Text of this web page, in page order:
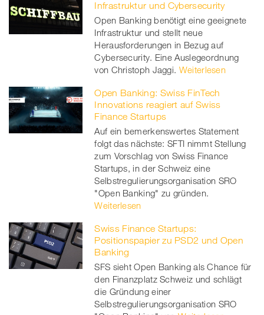
Infrastruktur und Cybersecurity
Open Banking benötigt eine geeignete
Infrastruktur und stellt neue
Herausforderungen in Bezug auf
Cybersecurity. Eine Auslegeordnung
von Christoph Jaggi. Weiterlesen
Open Banking: Swiss FinTech
Innovations reagiert auf Swiss
Finance Startups
Auf ein bemerkenswertes Statement
folgt das nächste: SFTI nimmt Stellung
zum Vorschlag von Swiss Finance
Startups, in der Schweiz eine
Selbstregulierungsorganisation SRO
"Open Banking" zu gründen.
Weiterlesen
Swiss Finance Startups:
Positionspapier zu PSD2 und Open
Banking
SFS sieht Open Banking als Chance für
den Finanzplatz Schweiz und schlägt
die Gründung einer
Selbstregulierungsorganisation SRO